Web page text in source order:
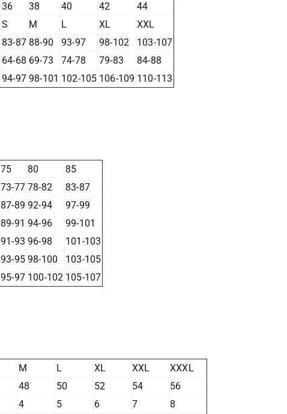
36 38 40 42
44
S M L XL
XXL
83-87 88-90 93-97 98-102
103-107
64-68 69-73 74-78 79-83
84-88
94-97 98-101 102-105 106-109 110-113
75 80
85
73-77 78-82
83-87
87-89 92-94
97-99
89-91 94-96
99-101
91-93 96-98
101-103
93-95 98-100
103-105
95-97 100-102 105-107
M L XL XXL
XXXL
48 50 52 54
56
4 5 6 7
8